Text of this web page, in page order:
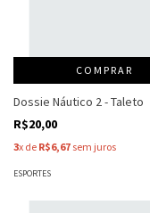
COMPRAR
Dossie Náutico 2 - Taleto
R$20,00
3x de R$6,67 sem juros
ESPORTES